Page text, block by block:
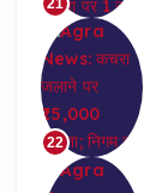
22